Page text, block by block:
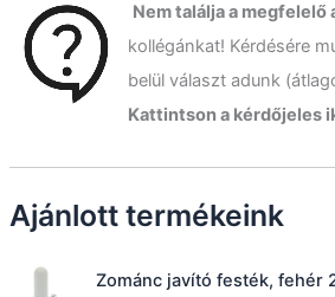
ő
e
Nem találja a megfelelő
kollégánkat! Kérdésére
belül választ adunk
Kattintson a kérdőjeles
Ajánlott termékeink
Zománc javító festék, fehér